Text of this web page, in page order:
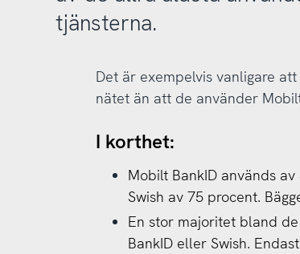
tjänsterna.
Det är exempelvis vanligare
nätet än att de använder
I korthet:
Mobilt BankID används
Swish av 75 procent.
En stor majoritet bland
BankID eller Swish.